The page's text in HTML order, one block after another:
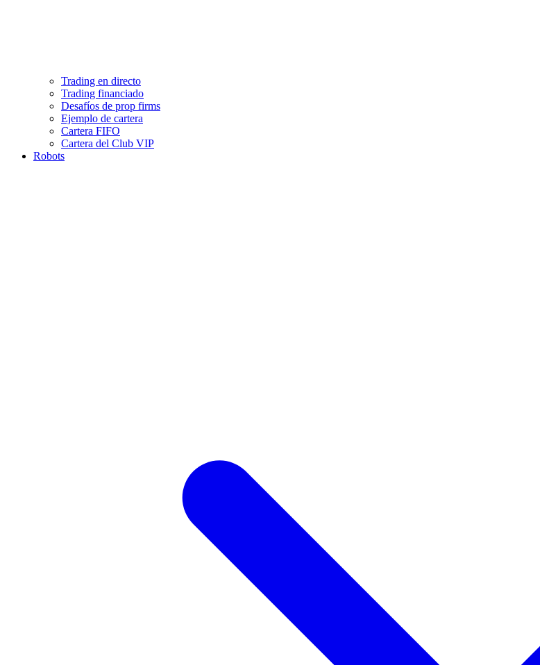
Trading en directo
Trading financiado
Desafíos de prop firms
Ejemplo de cartera
Cartera FIFO
Cartera del Club VIP
Robots